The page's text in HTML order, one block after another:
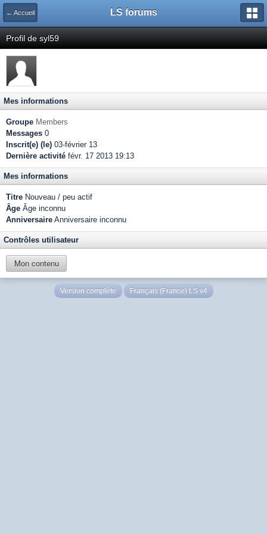
← Accueil LS forums
Profil de syl59
Mes informations
Groupe Members
Messages 0
Inscrit(e) (le) 03-février 13
Dernière activité févr. 17 2013 19:13
Mes informations
Titre Nouveau / peu actif
Âge Âge inconnu
Anniversaire Anniversaire inconnu
Contrôles utilisateur
Mon contenu
Version complète Français (France) LS v4